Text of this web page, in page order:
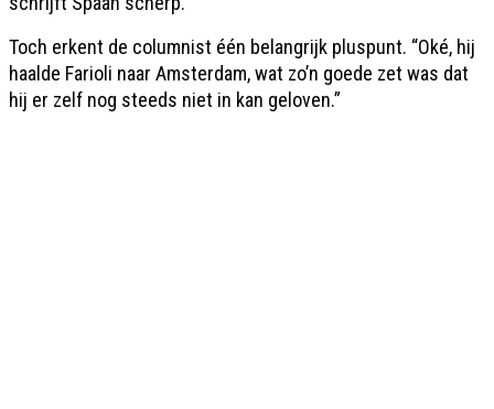
Toch erkent de columnist één belangrijk pluspunt. “Oké, hij
haalde Farioli naar Amsterdam, wat zo’n goede zet was dat
hij er zelf nog steeds niet in kan geloven.”